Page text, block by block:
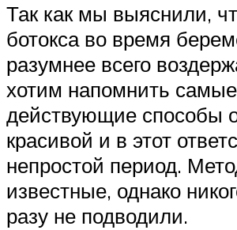
Так как мы выяснили,
ботокса во время
разумнее всего
хотим напомнить
действующие способы
красивой и в этот
непростой период.
известные, однако
разу не подводили.